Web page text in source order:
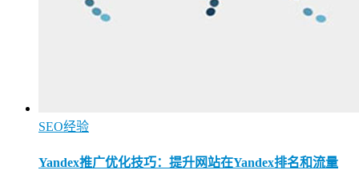
SEO经验
Yandex推广优化技巧：提升网站在Yandex排名和流量